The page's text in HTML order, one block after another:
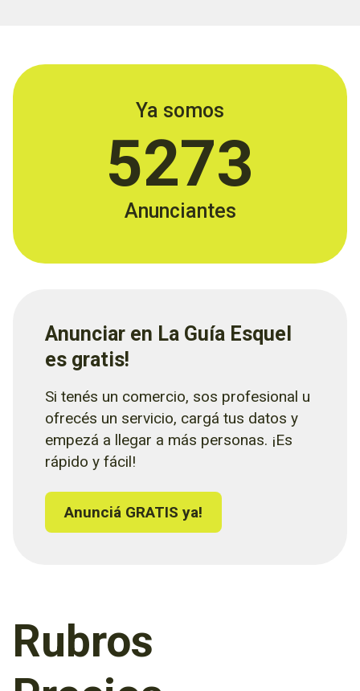
Ya somos
5273
Anunciantes
Anunciar en La Guía Esquel
es gratis!
Si tenés un comercio, sos profesional u
ofrecés un servicio, cargá tus datos y
empezá a llegar a más personas. ¡Es
rápido y fácil!
Anunciá GRATIS ya!
Rubros